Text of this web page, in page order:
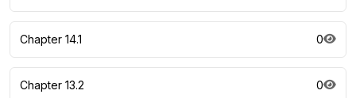
Chapter 14.1 0
Chapter 13.2 0